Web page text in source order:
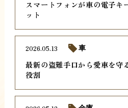
スマートフォンが車の電子キ
ット
最新の盗難手口から愛車を守
役割
2026.05.13 車